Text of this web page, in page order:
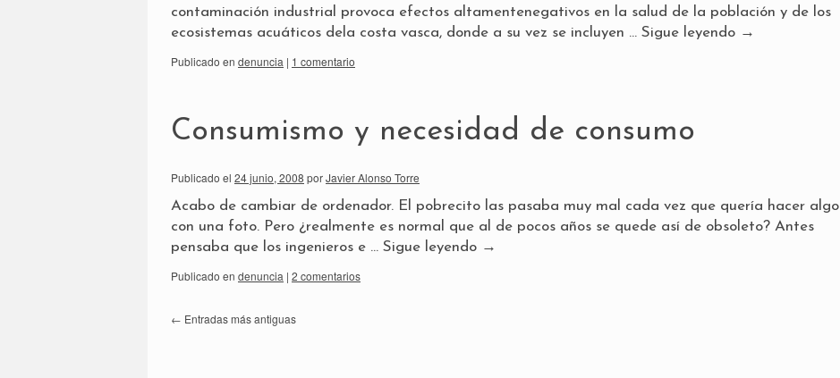
contaminación industrial provoca efectos altamentenegativos en la salud de la población y de los
ecosistemas acuáticos dela costa vasca, donde a su vez se incluyen … Sigue leyendo →
Publicado en denuncia | 1 comentario
Consumismo y necesidad de consumo
Publicado el 24 junio, 2008 porJavier Alonso Torre
Acabo de cambiar de ordenador. El pobrecito las pasaba muy mal cada vez que quería hacer algo
con una foto. Pero ¿realmente es normal que al de pocos años se quede así de obsoleto? Antes
pensaba que los ingenieros e … Sigue leyendo →
Publicado en denuncia | 2 comentarios
← Entradas más antiguas